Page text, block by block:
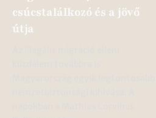
csúcstalálkozó és a jövő
útja